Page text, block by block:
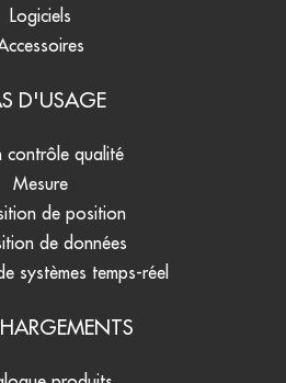
Logiciels
D'USAGE
contrôle qualité
Mesure
de position
de données
systèmes temps-réel